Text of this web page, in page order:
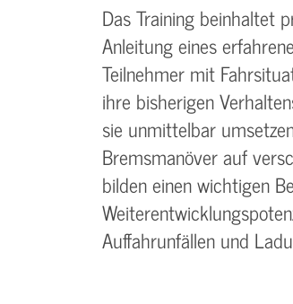
Das Training beinhaltet
Anleitung eines
Teilnehmer mit
ihre bisherigen
sie unmittelbar
Bremsmanöver auf
bilden einen wichtigen
Auffahrunfällen und